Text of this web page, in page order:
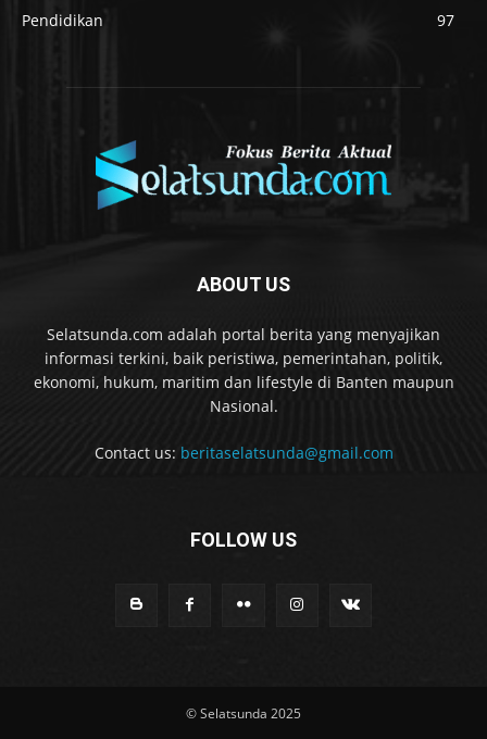
Pendidikan
97
ABOUT US
Selatsunda.com adalah portal berita yang menyajikan
informasi terkini, baik peristiwa, pemerintahan, politik,
ekonomi, hukum, maritim dan lifestyle di Banten maupun
Nasional.
Contact us: beritaselatsunda@gmail.com
FOLLOW US
© Selatsunda 2025